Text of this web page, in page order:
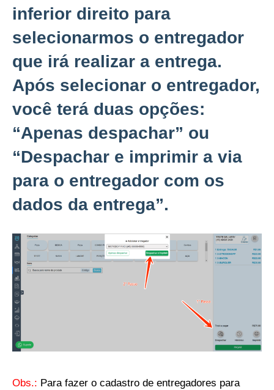
inferior direito para
selecionarmos o entregador
que irá realizar a entrega.
Após selecionar o entregador,
você terá duas opções:
“Apenas despachar” ou
“Despachar e imprimir a via
para o entregador com os
dados da entrega”.
Obs.: Para fazer o cadastro de entregadores para